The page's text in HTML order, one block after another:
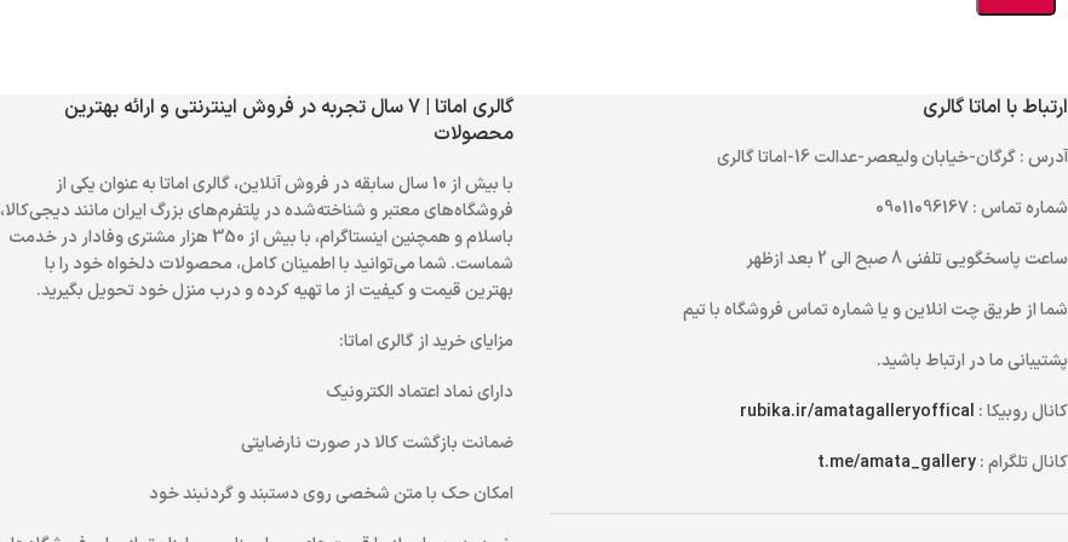
ارتباط با اماتا گالری
آدرس: گرگان-خیابان ولیعصر-عدالت 16-اماتا گالری
شماره تماس: 09011096167
ساعت پاسخگویی تلفنی
شما از طریقچت انلاینو یاشماره تماسفروشگاه با تیم
پشتیبانی ما در ارتباط باشید.
کانال روبیکا : rubika.ir/amatagalleryoffical
کانال تلگرام :t.me/amata_gallery
گالری اماتا | 7 سال تجربه در فروش اینترنتی و ارائه بهترین
محصولات
با بیش از 10 سال سابقه در فروش آنلاین، گالری اماتا به عنوان یکی از
فروشگاه‌های معتبر و شناخته‌شده در پلتفرم‌های بزرگ ایران مانند دیجی‌کالا،
باسلام و همچنین اینستاگرام، با بیش از 350 هزار مشتری وفادار در خدمت
شماست. شما می‌توانید با اطمینان کامل، محصولات دلخواه خود را با
بهترین قیمت و کیفیت از ما تهیه کرده و درب منزل خود تحویل بگیرید.
مزایای خرید از گالری اماتا:
دارای نماد اعتماد الکترونیک
ضمانت بازگشت کالا در صورت نارضایتی
امکان حک با متن شخصی روی دستبند و گردنبند خود